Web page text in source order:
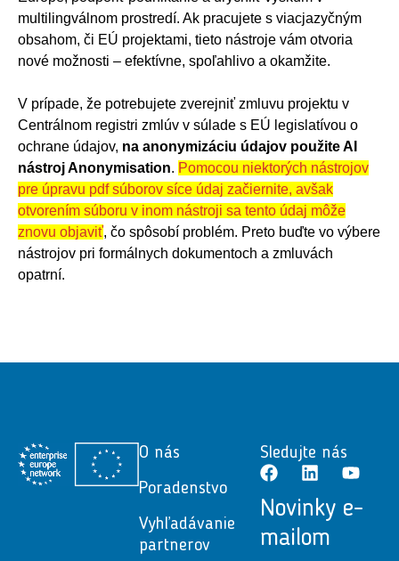
multilingválnom prostredí. Ak pracujete s viacjazyčným
obsahom, či EÚ projektami, tieto nástroje vám otvoria
nové možnosti – efektívne, spoľahlivo a okamžite.
V prípade, že potrebujete zverejniť zmluvu projektu v
Centrálnom registri zmlúv v súlade s EÚ legislatívou o
ochrane údajov, na anonymizáciu údajov použite AI
nástroj Anonymisation. Pomocou niektorých nástrojov
pre úpravu pdf súborov síce údaj začiernite, avšak
otvorením súboru v inom nástroji sa tento údaj môže
znovu objaviť, čo spôsobí problém. Preto buďte vo výbere
nástrojov pri formálnych dokumentoch a zmluvách
opatrní.
O nás
Poradenstvo
Vyhľadávanie
partnerov
Sledujte nás
Novinky e-
mailom